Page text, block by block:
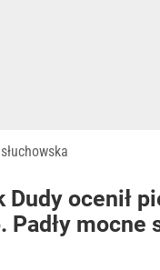
Dudy ocenił
mocne